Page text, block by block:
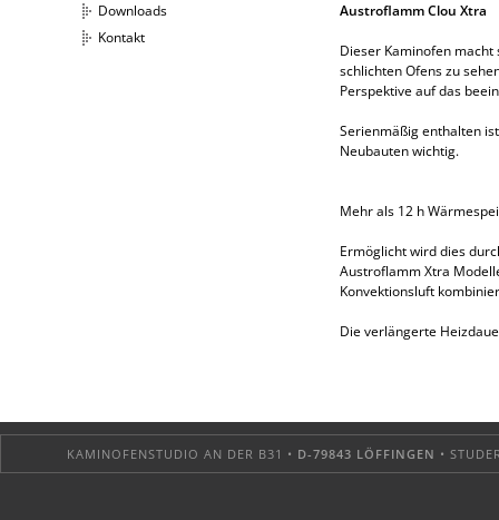
Austroflamm Clou Xtra
Dieser Kaminofen macht
schlichten Ofens zu
Perspektive auf das
Serienmäßig enthalten
Neubauten wichtig.
Mehr als 12 h
Ermöglicht wird dies
Austroflamm Xtra
Konvektionsluft
Die verlängerte
Downloads
Kontakt
KAMINOFENSTUDIO AN DER B31 • D-79843 LÖFFINGEN •